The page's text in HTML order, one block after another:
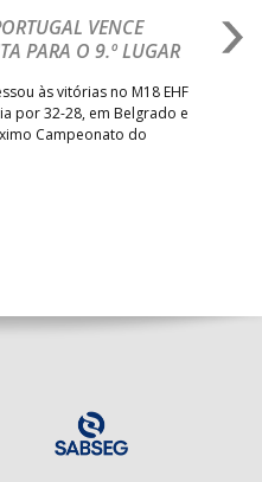
VENCE
PARA O 9.º LUGAR
às vitórias no M18 EHF
por 32-28, em Belgrado e
Campeonato do